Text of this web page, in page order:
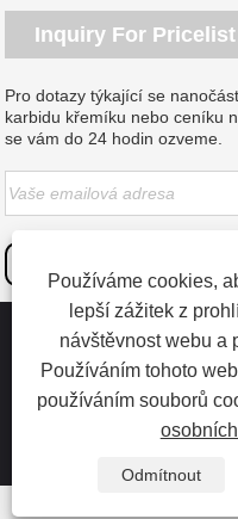
Inquiry For Pricelist
Pro dotazy týkající se
karbidu křemíku nebo ceníku
se vám do 24 hodin ozveme.
Copyright © 2023
LTD - Čína nanočástice
nanočástice karbidu
Používáme cookies,
lepší zážitek z
návštěvnost webu a
Používáním tohoto
používáním souborů
Odmítnout